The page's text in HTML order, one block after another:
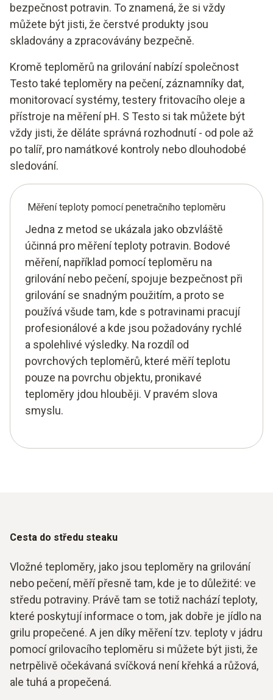
bezpečnost potravin. To znamená, že si vždy
můžete být jisti, že čerstvé produkty jsou
skladovány a zpracovávány bezpečně.
Kromě teploměrů na grilování nabízí společnost
Testo také teploměry na pečení, záznamníky dat,
monitorovací systémy, testery fritovacího oleje a
přístroje na měření pH. S Testo si tak můžete být
vždy jisti, že děláte správná rozhodnutí - od pole až
po talíř, pro namátkové kontroly nebo dlouhodobé
sledování.
Měření teploty pomocí penetračního teploměru
Jedna z metod se ukázala jako obzvláště
účinná pro měření teploty potravin. Bodové
měření, například pomocí teploměru na
grilování nebo pečení, spojuje bezpečnost při
grilování se snadným použitím, a proto se
používá všude tam, kde s potravinami pracují
profesionálové a kde jsou požadovány rychlé
a spolehlivé výsledky. Na rozdíl od
povrchových teploměrů, které měří teplotu
pouze na povrchu objektu, pronikavé
teploměry jdou hlouběji. V pravém slova
smyslu.
Cesta do středu steaku
Vložné teploměry, jako jsou teploměry na grilování
nebo pečení, měří přesně tam, kde je to důležité: ve
středu potraviny. Právě tam se totiž nachází teploty,
které poskytují informace o tom, jak dobře je jídlo na
grilu propečené. A jen díky měření tzv. teploty v jádru
pomocí grilovacího teploměru si můžete být jisti, že
netrpělivě očekávaná svíčková není křehká a růžová,
ale tuhá a propečená.